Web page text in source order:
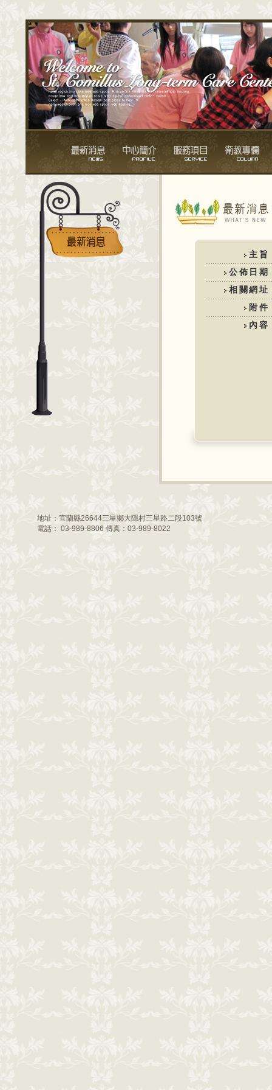
主旨
公佈日期
相關網址
附件
內容
地址：宜蘭縣26644三星鄉大隱村三星路二段103號
電話： 03-989-8806 傳真：03-989-8022